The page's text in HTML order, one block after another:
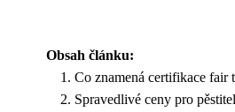
Obsah článku:
Co znamená certifikace fair
Spravedlivé ceny pro